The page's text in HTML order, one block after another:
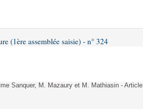
(1ère assemblée saisie) - n° 324
Sanquer, M. Mazaury et M. Mathiasin - Article